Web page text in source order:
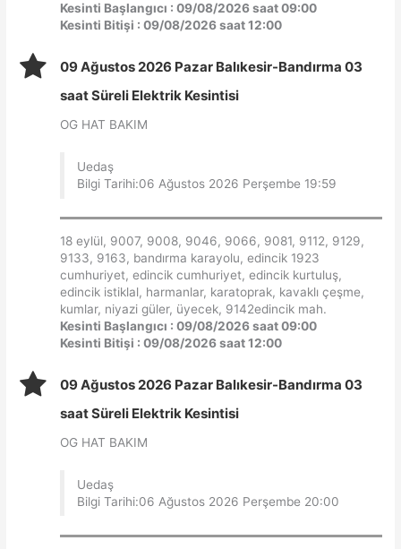
Kesinti Başlangıcı : 09/08/2026 saat 09:00
Kesinti Bitişi : 09/08/2026 saat 12:00
09 Ağustos 2026 Pazar Balıkesir-Bandırma 03
saat Süreli Elektrik Kesintisi
OG HAT BAKIM
Uedaş
Bilgi Tarihi:06 Ağustos 2026 Perşembe 19:59
18 eylül, 9007, 9008, 9046, 9066, 9081, 9112, 9129,
9133, 9163, bandırma karayolu, edincik 1923
cumhuriyet, edincik cumhuriyet, edincik kurtuluş,
edincik istiklal, harmanlar, karatoprak, kavaklı çeşme,
kumlar, niyazi güler, üyecek, 9142edincik mah.
Kesinti Başlangıcı : 09/08/2026 saat 09:00
Kesinti Bitişi : 09/08/2026 saat 12:00
09 Ağustos 2026 Pazar Balıkesir-Bandırma 03
saat Süreli Elektrik Kesintisi
OG HAT BAKIM
Uedaş
Bilgi Tarihi:06 Ağustos 2026 Perşembe 20:00